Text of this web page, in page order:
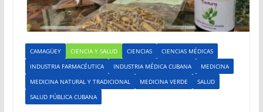
CAMAGÜEY CIENCIA Y SALUD CIENCIAS
CIENCIAS MÉDICAS
INDUSTRIA FARMACÉUTICA
INDUSTRIA MÉDICA CUBANA
MEDICINA
MEDICINA NATURAL Y TRADICIONAL
MEDICINA VERDE
SALUD
SALUD PÚBLICA CUBANA